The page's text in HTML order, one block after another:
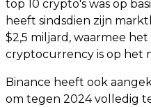
top 10 crypto's was op
heeft sindsdien zijn
$2,5 miljard, waarmee
cryptocurrency is op het
Binance heeft ook
om tegen 2024 volledig